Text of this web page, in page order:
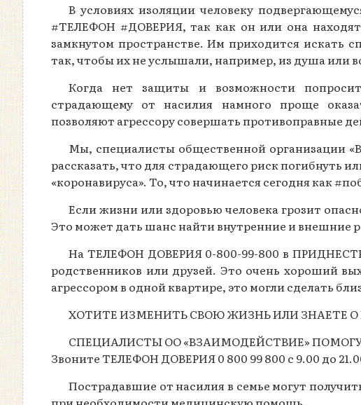
В условиях изоляции человеку
#ТЕЛЕФОН #ДОВЕРИЯ, так как он или она
замкнутом пространстве. Им приходится искать
так, чтобы их не услышали, например, из душа или
Когда нет защиты и возможности
страдающему от насилия намного проще
позволяют агрессору совершать противоправные
Мы, специалисты общественной организации
рассказать, что для страдающего риск погибнуть
«коронавируса». То, что начинается сегодня как
Если жизни или здоровью человека грозит
Это может дать шанс найти внутренние и внешние
На ТЕЛЕФОН ДОВЕРИЯ 0-800-99-800 в
родственников или друзей. Это очень хороший
агрессором в одной квартире, это могли сделать
ХОТИТЕ ИЗМЕНИТЬ СВОЮ ЖИЗНЬ ИЛИ ЗНАЕТЕ
СПЕЦИАЛИСТЫ ОО «ВЗАИМОДЕЙСТВИЕ»
Звоните ТЕЛЕФОН ДОВЕРИЯ 0 800 99 800 с 9.00 до
Пострадавшие от насилия в семье могут